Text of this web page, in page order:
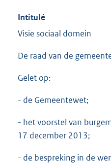
Intitulé
Visie sociaal domein
De raad van de
Gelet op:
- de Gemeentewet;
- het voorstel van
17 december 2013;
- de bespreking in de